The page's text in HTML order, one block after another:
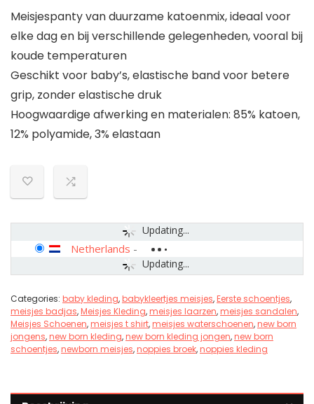
Meisjespanty van duurzame katoenmix, ideaal voor
elke dag en bij verschillende gelegenheden, vooral bij
koude temperaturen
Geschikt voor baby’s, elastische band voor betere
grip, zonder elastische druk
Hoogwaardige afwerking en materialen: 85% katoen,
12% polyamide, 3% elastaan
Updating...
Updating...
Netherlands -
Categories: baby kleding,babykleertjes meisjes,Eerste schoentjes,
meisjes badjas,Meisjes Kleding,meisjes laarzen,meisjes sandalen,
Meisjes Schoenen,meisjes t shirt,meisjes waterschoenen,new born
jongens,new born kleding,new born kleding jongen,new born
schoentjes,newborn meisjes,noppies broek,noppies kleding